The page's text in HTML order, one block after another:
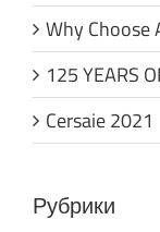
Why Choose
125 YEARS
Cersaie 2021
Рубрики